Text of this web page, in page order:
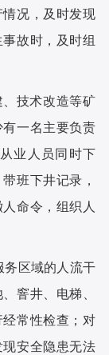
况，及时发现
故时，及时组
技术改造等矿
一名主要负责
业人员同时下
班下井记录，
命令，组织人
区域的人流干
窨井、电梯、
常性检查；对
安全隐患无法